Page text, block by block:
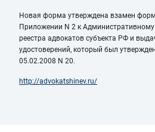
Новая форма утверждена взамен
Приложении N 2 к Административному
реестра адвокатов субъекта РФ и
удостоверений, который был
05.02.2008 N 20.
http://advokatshinev.ru/